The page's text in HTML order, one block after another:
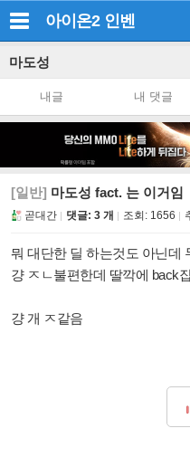
아이온2 인벤
마도성
내글 내 댓글
[일반] 마도성 fact. 는 이거임
곧대간 댓글: 3 개 조회: 1656
뭐 대단한 딜 하는것도 아닌데
걍 ㅈㄴ불편한데 딸깍에 back
걍 개 ㅈ같음